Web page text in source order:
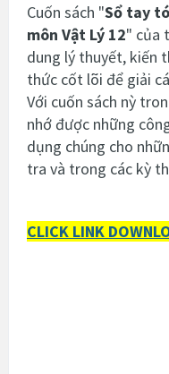
Cuốn sách "Sổ tay
môn Vật Lý 12" của
dung lý thuyết, kiến
thức cốt lõi để giải
Với cuốn sách nỳ
nhớ được những
dụng chúng cho
tra và trong các kỳ
CLICK LINK